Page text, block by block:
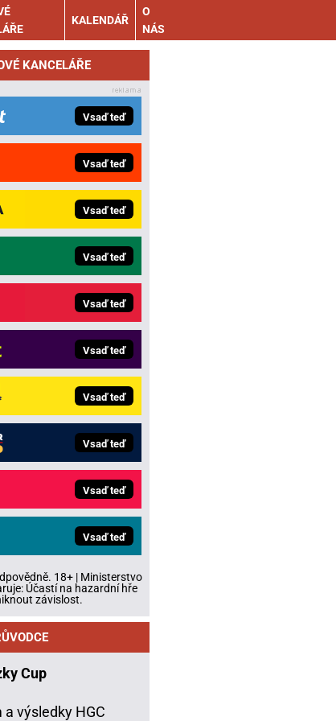
KALENDÁŘ
O
NÁS
KANCELÁŘE
Vsaď teď
Vsaď teď
Vsaď teď
Vsaď teď
Vsaď teď
Vsaď teď
Vsaď teď
Vsaď teď
Vsaď teď
Vsaď teď
18+ | Ministerstvo
Účastí na hazardní hře
závislost.
Cup
a výsledky HGC